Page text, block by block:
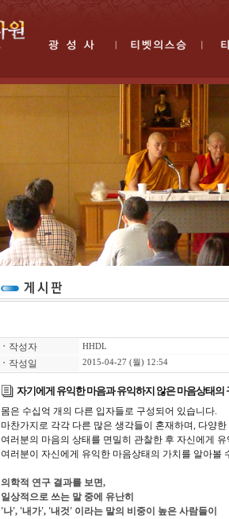
ㆍ 작성자 HHDL
ㆍ 작성일 2015-04-27 (월) 12:54
자기에게 유익한 마음과 유익하지 않은 마음상태의
몸은 수십억 개의 다른 입자들로 구성되어 있습니다.
마찬가지로 각각 다른 많은 생각들이 혼재하며, 다양
여러분의 마음의 상태를 면밀히 관찰한 후 자신에게
여러분이 자신에게 유익한 마음상태의 가치를 알아볼
의학적 연구 결과를 보면,
일상적으로 쓰는 말 중에 유난히
'나', '내가', '내것' 이라는 말의 비중이 높은 사람들이